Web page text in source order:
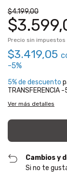
$4.199,00
Precio sin impuestos
$3.419,05
-5%
5% de descuento
TRANSFERENCIA -
Ver más detalles
Cambios y
Si no te